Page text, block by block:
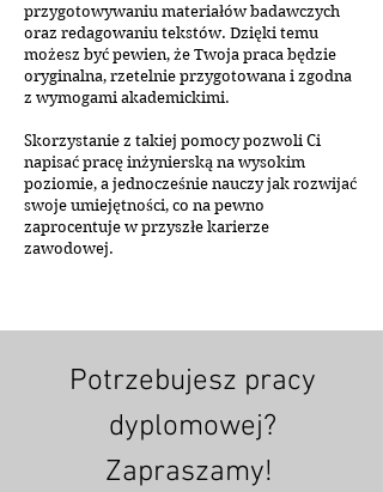
przygotowywaniu materiałów badawczych
oraz redagowaniu tekstów. Dzięki temu
możesz być pewien, że Twoja praca będzie
oryginalna, rzetelnie przygotowana i zgodna
z wymogami akademickimi.
Skorzystanie z takiej pomocy pozwoli Ci
napisać pracę inżynierską na wysokim
poziomie, a jednocześnie nauczy jak rozwijać
swoje umiejętności, co na pewno
zaprocentuje w przyszłe karierze
zawodowej.
Potrzebujesz pracy
dyplomowej?
Zapraszamy!